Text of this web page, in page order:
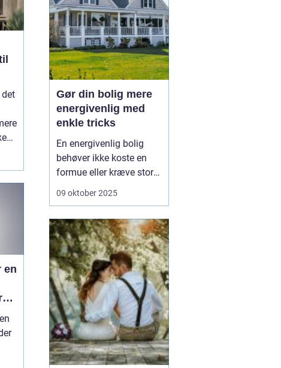
det
en
Gør din bolig mere
energivenlig med
enkle tricks
En energivenlig bolig
behøver ikke koste en
formue eller kræve store
renoveringer. Ofte ligger
kan lave med det
samme. Det handler om
at bruge energien
smartere – ikke n&o...
09 oktober 2025